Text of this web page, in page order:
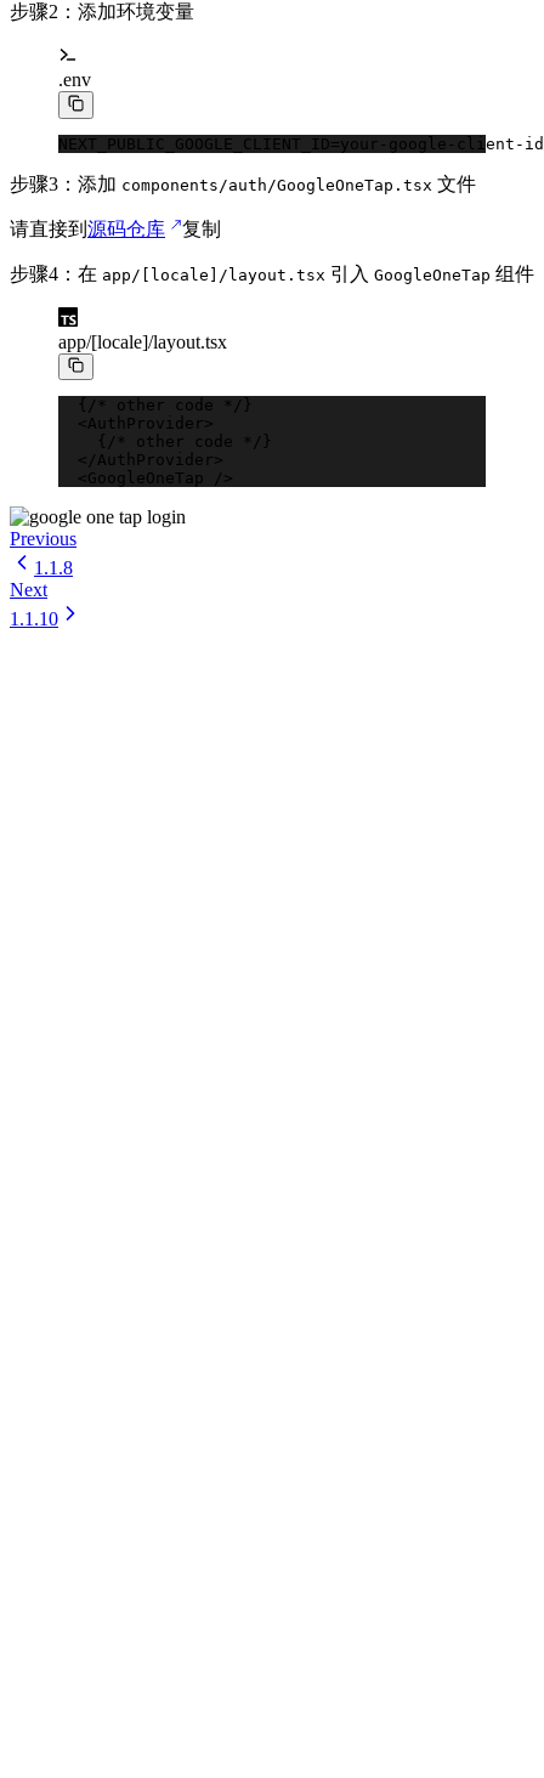
步骤2：添加环境变量
.env
NEXT_PUBLIC_GOOGLE_CLIENT_ID=your-google-client-id
步骤3：添加 components/auth/GoogleOneTap.tsx 文件
请直接到 源码仓库 复制
步骤4：在 app/[locale]/layout.tsx 引入 GoogleOneTap 组件
app/[locale]/layout.tsx
  {
/* other code */ }
  <
AuthProvider >
    {
/* other code */ }
  </
AuthProvider >
  <
GoogleOneTap />
Previous
1.1.8
Next
1.1.10